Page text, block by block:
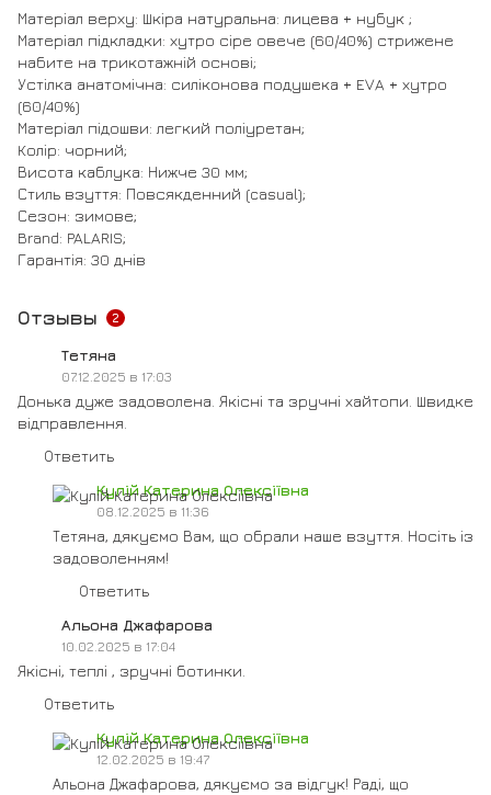
Матеріал верху: Шкіра натуральна: лицева + нубук ;
Матеріал підкладки: хутро сіре овече (60/40%) стрижене
набите на трикотажній основі;
Устілка анатомічна: силіконова подушека + EVA + хутро
(60/40%)
Матеріал підошви: легкий поліуретан;
Колір: чорний;
Висота каблука: Нижче 30 мм;
Стиль взуття: Повсякденний (casual);
Сезон: зимове;
Brand: PALARIS;
Гарантія: 30 днів
Отзывы 2
Тетяна
07.12.2025 в 17:03
Донька дуже задоволена. Якісні та зручні хайтопи. Швидке
відправлення.
Ответить
Кулій Катерина Олексіївна
08.12.2025 в 11:36
Тетяна, дякуємо Вам, що обрали наше взуття. Носіть із
задоволенням!
Ответить
Альона Джафарова
10.02.2025 в 17:04
Якісні, теплі , зручні ботинки.
Ответить
Кулій Катерина Олексіївна
12.02.2025 в 19:47
Альона Джафарова, дякуємо за відгук! Раді, що